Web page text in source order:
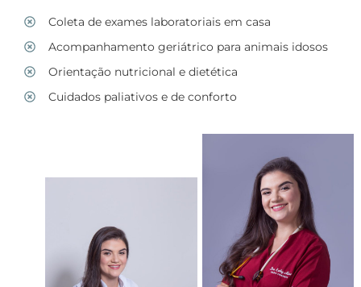
Coleta de exames laboratoriais em casa
Acompanhamento geriátrico para animais idosos
Orientação nutricional e dietética
Cuidados paliativos e de conforto